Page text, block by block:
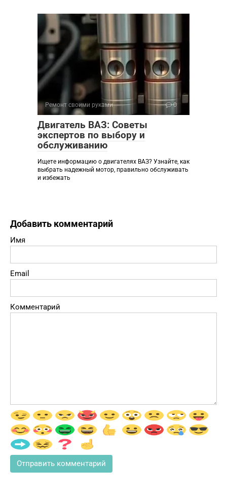
Ремонт своими руками 0
Двигатель ВАЗ: Советы
экспертов по выбору и
обслуживанию
Ищете информацию о двигателях ВАЗ? Узнайте, как
выбрать надежный мотор, правильно обслуживать
и избежать
Добавить комментарий
Имя
Email
Комментарий